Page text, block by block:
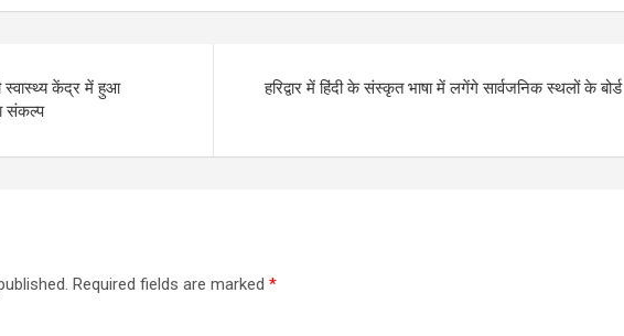
स्वास्थ्य केंद्र में हुआ
संकल्प
हरिद्वार में हिंदी के संस्कृत भाषा में लगेंगे सार्वजनिक स्थलों के बोर्ड
Required fields are marked *